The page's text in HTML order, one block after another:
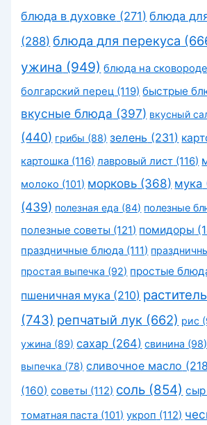
блюда в духовке (271) блюда
(288) блюда для перекуса
ужина (949) блюда на сковороде
болгарский перец (119) быстрые
вкусные блюда (397) вкусный
(440) грибы (88) зелень (231)
картошка (116) лавровый лист (116)
молоко (101) морковь (368) мука
(439) полезная еда (84) полезные
полезные советы (121) помидоры
праздничные блюда (111)
простая выпечка (92) простые
пшеничная мука (210)
(743) репчатый лук (662) рис
ужина (89) сахар (264) свинина (98)
выпечка (78) сливочное масло
(160) советы (112) соль (854)
томатная паста (101) укроп (112)